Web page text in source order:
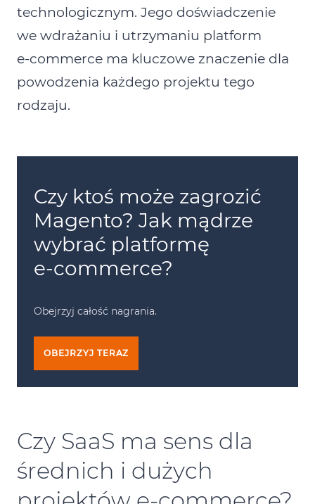
technologicznym. Jego doświadczenie
we wdrażaniu i utrzymaniu platform
e‑commerce ma kluczowe znaczenie dla
powodzenia każdego projektu tego
rodzaju.
Czy ktoś może zagrozić
Magento? Jak mądrze
wybrać platformę
e-commerce?
Obejrzyj całość nagrania.
OBEJRZYJ TERAZ
Czy SaaS ma sens dla
średnich i dużych